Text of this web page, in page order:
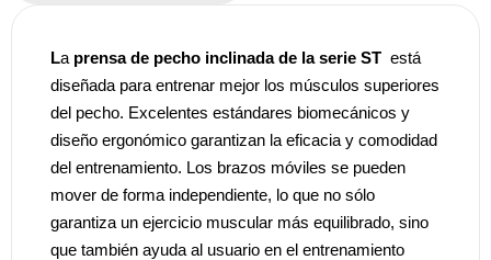
La prensa de pecho inclinada de la serie ST está
diseñada para entrenar mejor los músculos superiores
del pecho. Excelentes estándares biomecánicos y
diseño ergonómico garantizan la eficacia y comodidad
del entrenamiento. Los brazos móviles se pueden
mover de forma independiente, lo que no sólo
garantiza un ejercicio muscular más equilibrado, sino
que también ayuda al usuario en el entrenamiento